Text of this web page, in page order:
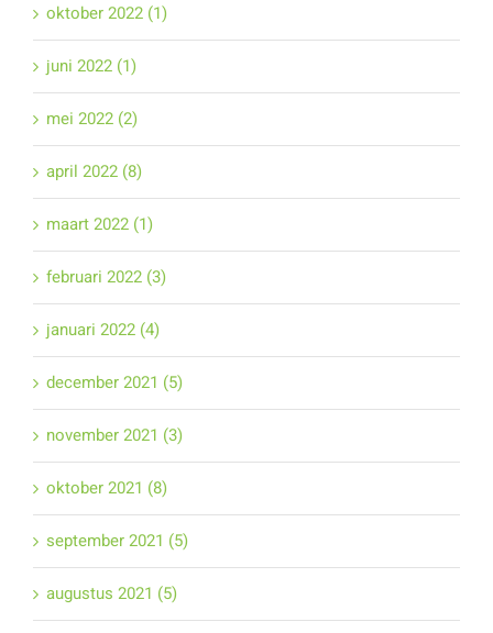
oktober 2022 (1)
juni 2022 (1)
mei 2022 (2)
april 2022 (8)
maart 2022 (1)
februari 2022 (3)
januari 2022 (4)
december 2021 (5)
november 2021 (3)
oktober 2021 (8)
september 2021 (5)
augustus 2021 (5)